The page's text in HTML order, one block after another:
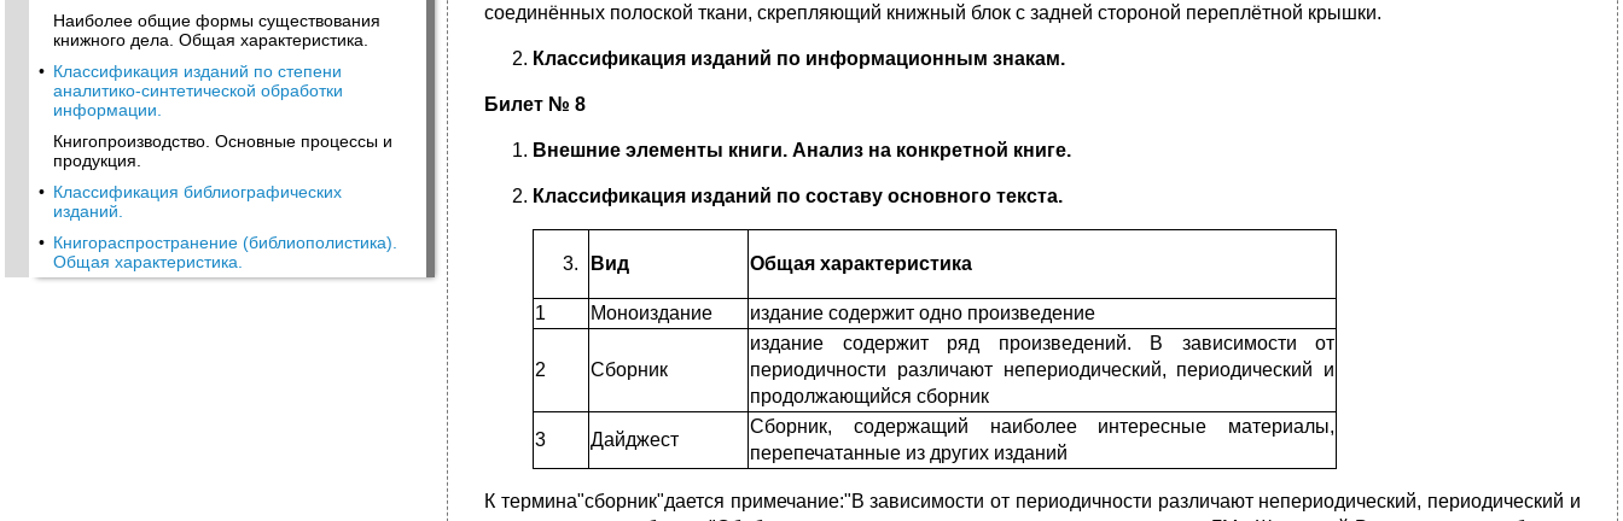
Наиболее общие формы существования
книжного дела. Общая характеристика.
• Классификация изданий по степени
аналитико-синтетической обработки
информации.
Книгопроизводство. Основные процессы и
продукция.
• Классификация библиографических
изданий.
• Книгораспространение (библиополистика).
Общая характеристика.
соединённых полоской ткани, скрепляющий книжный блок с задней стороной переплётной крышки.
Классификация изданий по информационным знакам.
Билет № 8
Внешние элементы книги. Анализ на конкретной книге.
Классификация изданий по составу основного текста.
Вид Общая характеристика
1 Моноиздание издание содержит одно произведение
2 Сборник
издание содержит ряд произведений. В зависимости от
периодичности различают непериодический, периодический и
продолжающийся сборник
3 Дайджест
Сборник, содержащий наиболее интересные материалы,
перепечатанные из других изданий
К термина"сборник"дается примечание:"В зависимости от периодичности различают непериодический, периодический и